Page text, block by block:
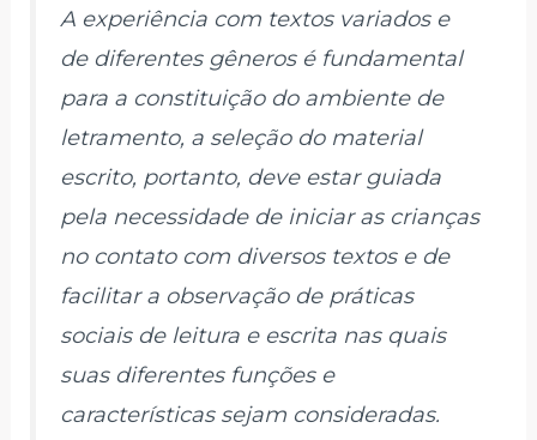
A experiência com textos variados e
de diferentes gêneros é fundamental
para a constituição do ambiente de
letramento, a seleção do material
escrito, portanto, deve estar guiada
pela necessidade de iniciar as crianças
no contato com diversos textos e de
facilitar a observação de práticas
sociais de leitura e escrita nas quais
suas diferentes funções e
características sejam consideradas.